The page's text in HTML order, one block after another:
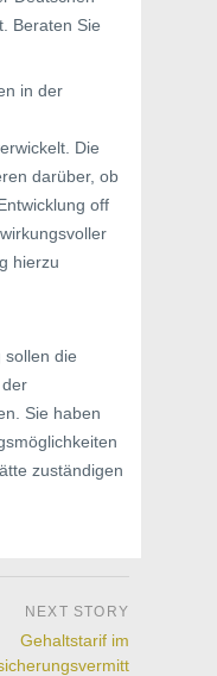
Beraten Sie
in der
Die
darüber, ob
off
hierzu
sollen die
Sie haben
zuständigen
Gehaltstarif im